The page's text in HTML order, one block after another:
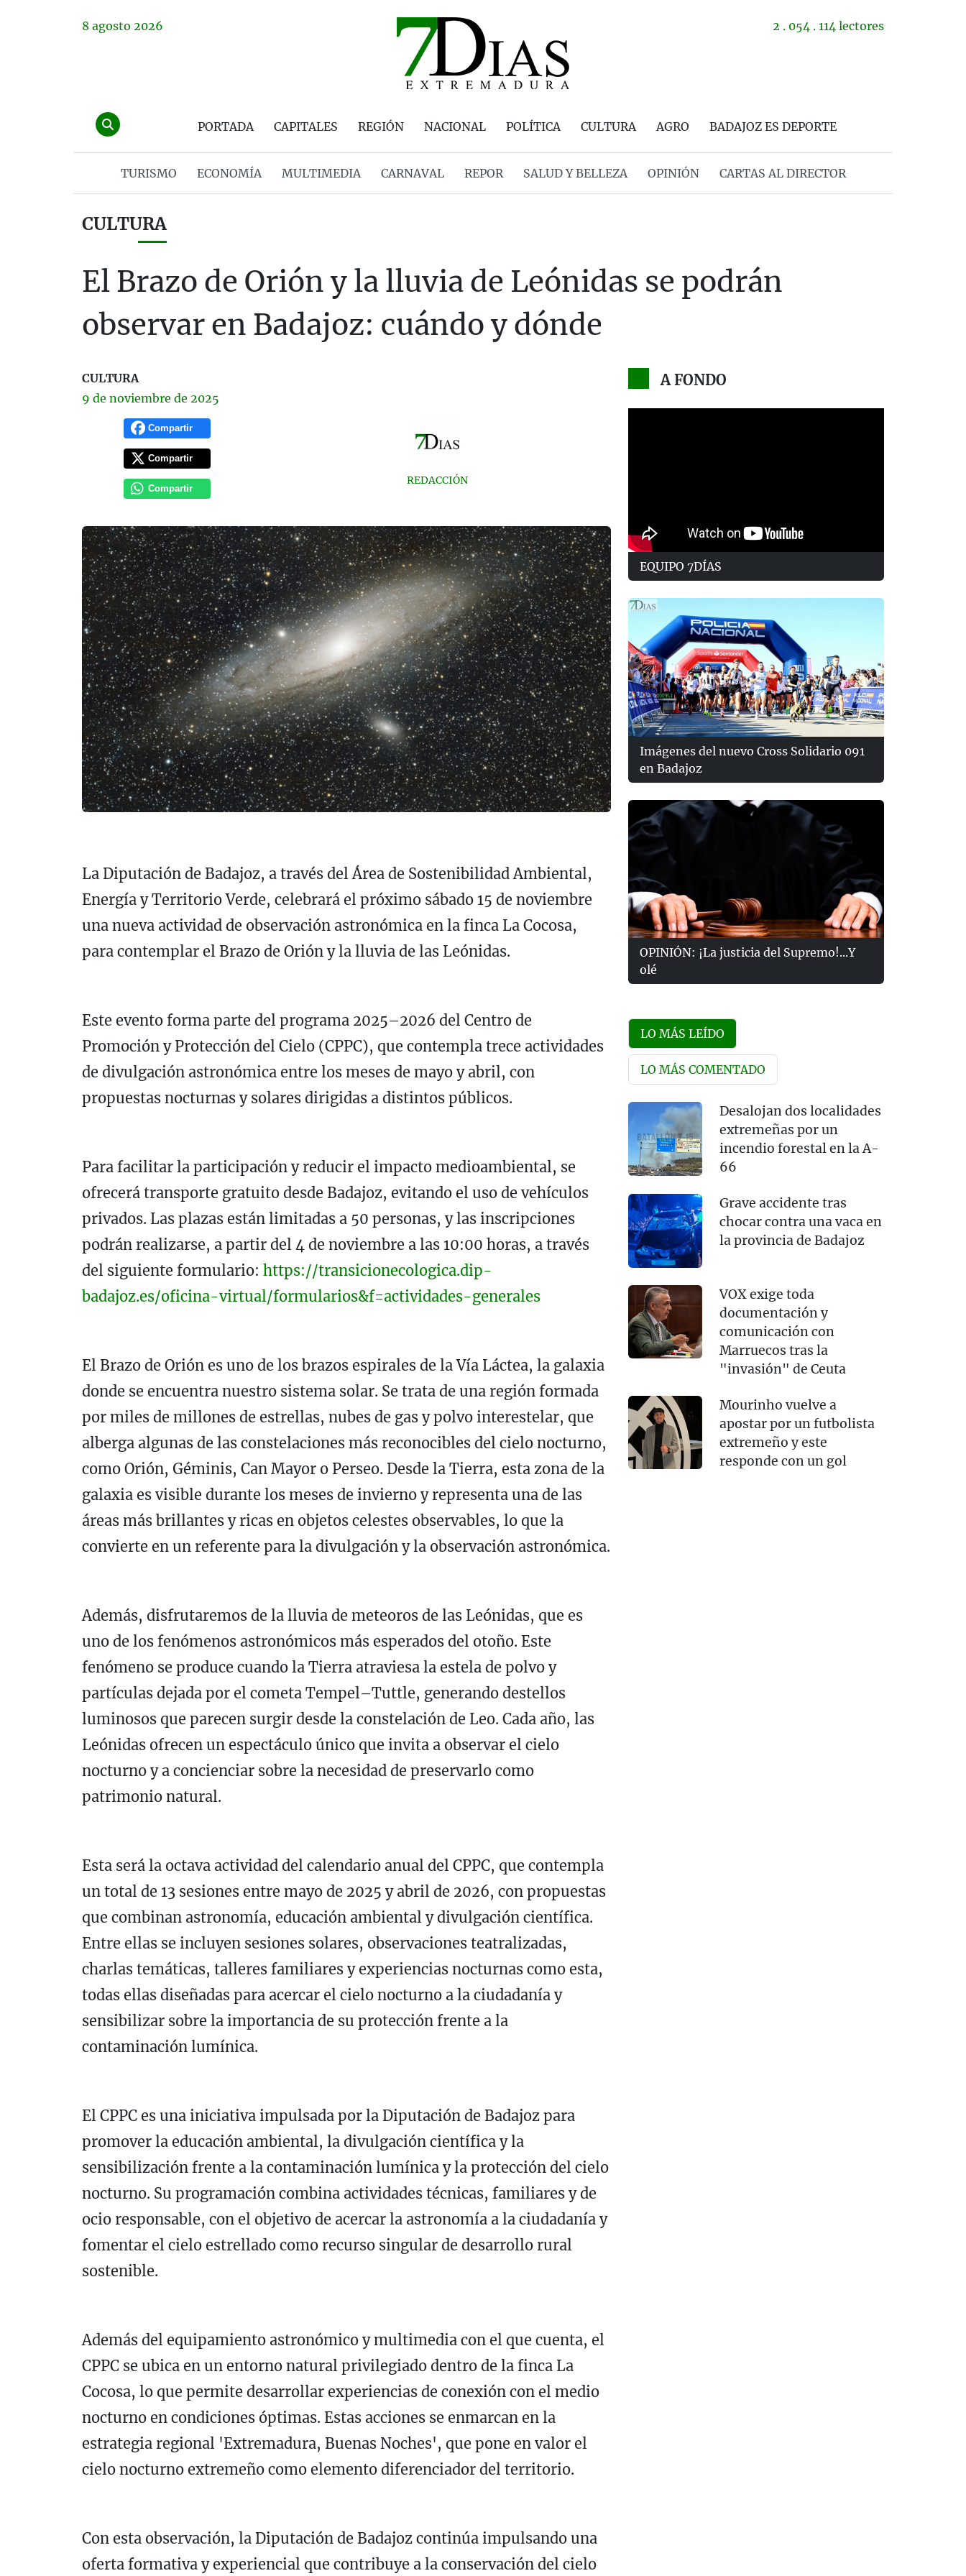
8 agosto 2026 2 . 054 . 114 lectores
PORTADA CAPITALES REGIÓN NACIONAL POLÍTICA CULTURA AGRO BADAJOZ ES DEPORTE
TURISMO ECONOMÍA MULTIMEDIA CARNAVAL REPOR SALUD Y BELLEZA OPINIÓN CARTAS AL DIRECTOR
CULTURA
El Brazo de Orión y la lluvia de Leónidas se podrán
observar en Badajoz: cuándo y dónde
CULTURA
9 de noviembre de 2025
Compartir
Compartir
Compartir
REDACCIÓN
La Diputación de Badajoz, a través del Área de Sostenibilidad Ambiental,
Energía y Territorio Verde, celebrará el próximo sábado 15 de noviembre
una nueva actividad de observación astronómica en la finca La Cocosa,
para contemplar el Brazo de Orión y la lluvia de las Leónidas.
Este evento forma parte del programa 2025–2026 del Centro de
Promoción y Protección del Cielo (CPPC), que contempla trece actividades
de divulgación astronómica entre los meses de mayo y abril, con
propuestas nocturnas y solares dirigidas a distintos públicos.
Para facilitar la participación y reducir el impacto medioambiental, se
ofrecerá transporte gratuito desde Badajoz, evitando el uso de vehículos
privados. Las plazas están limitadas a 50 personas, y las inscripciones
podrán realizarse, a partir del 4 de noviembre a las 10:00 horas, a través
del siguiente formulario: https://transicionecologica.dip-
badajoz.es/oficina-virtual/formularios&f=actividades-generales
El Brazo de Orión es uno de los brazos espirales de la Vía Láctea, la galaxia
donde se encuentra nuestro sistema solar. Se trata de una región formada
por miles de millones de estrellas, nubes de gas y polvo interestelar, que
alberga algunas de las constelaciones más reconocibles del cielo nocturno,
como Orión, Géminis, Can Mayor o Perseo. Desde la Tierra, esta zona de la
galaxia es visible durante los meses de invierno y representa una de las
áreas más brillantes y ricas en objetos celestes observables, lo que la
convierte en un referente para la divulgación y la observación astronómica.
Además, disfrutaremos de la lluvia de meteoros de las Leónidas, que es
uno de los fenómenos astronómicos más esperados del otoño. Este
fenómeno se produce cuando la Tierra atraviesa la estela de polvo y
partículas dejada por el cometa Tempel–Tuttle, generando destellos
luminosos que parecen surgir desde la constelación de Leo. Cada año, las
Leónidas ofrecen un espectáculo único que invita a observar el cielo
nocturno y a concienciar sobre la necesidad de preservarlo como
patrimonio natural.
Esta será la octava actividad del calendario anual del CPPC, que contempla
un total de 13 sesiones entre mayo de 2025 y abril de 2026, con propuestas
que combinan astronomía, educación ambiental y divulgación científica.
Entre ellas se incluyen sesiones solares, observaciones teatralizadas,
charlas temáticas, talleres familiares y experiencias nocturnas como esta,
todas ellas diseñadas para acercar el cielo nocturno a la ciudadanía y
sensibilizar sobre la importancia de su protección frente a la
contaminación lumínica.
El CPPC es una iniciativa impulsada por la Diputación de Badajoz para
promover la educación ambiental, la divulgación científica y la
sensibilización frente a la contaminación lumínica y la protección del cielo
nocturno. Su programación combina actividades técnicas, familiares y de
ocio responsable, con el objetivo de acercar la astronomía a la ciudadanía y
fomentar el cielo estrellado como recurso singular de desarrollo rural
sostenible.
Además del equipamiento astronómico y multimedia con el que cuenta, el
CPPC se ubica en un entorno natural privilegiado dentro de la finca La
Cocosa, lo que permite desarrollar experiencias de conexión con el medio
nocturno en condiciones óptimas. Estas acciones se enmarcan en la
estrategia regional 'Extremadura, Buenas Noches', que pone en valor el
cielo nocturno extremeño como elemento diferenciador del territorio.
Con esta observación, la Diputación de Badajoz continúa impulsando una
oferta formativa y experiencial que contribuye a la conservación del cielo
A FONDO
EQUIPO 7DÍAS
Imágenes del nuevo Cross Solidario 091
en Badajoz
OPINIÓN: ¡La justicia del Supremo!...Y
olé
LO MÁS LEÍDO
LO MÁS COMENTADO
Desalojan dos localidades
extremeñas por un
incendio forestal en la A-
66
Grave accidente tras
chocar contra una vaca en
la provincia de Badajoz
VOX exige toda
documentación y
comunicación con
Marruecos tras la
"invasión" de Ceuta
Mourinho vuelve a
apostar por un futbolista
extremeño y este
responde con un gol